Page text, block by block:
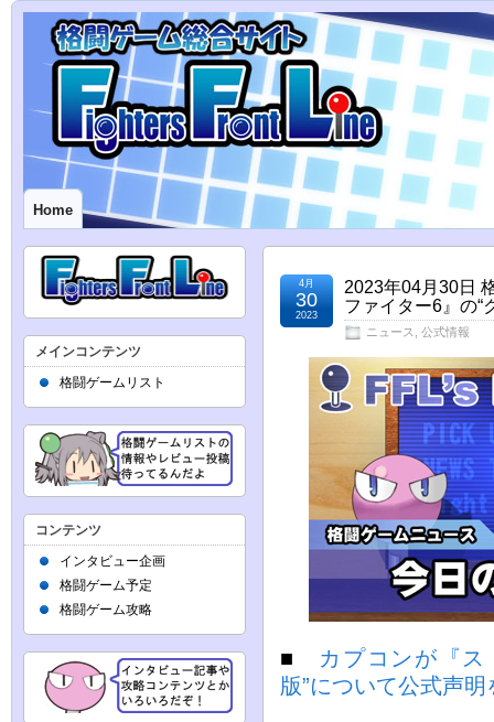
Home
2023年04月30日
ファイター6』の“
ニュース 公式情報
4月
30
2023
■ カプコンが『
版”について公式声明
メインコンテンツ
格闘ゲームリスト
コンテンツ
インタビュー企画
格闘ゲーム予定
格闘ゲーム攻略